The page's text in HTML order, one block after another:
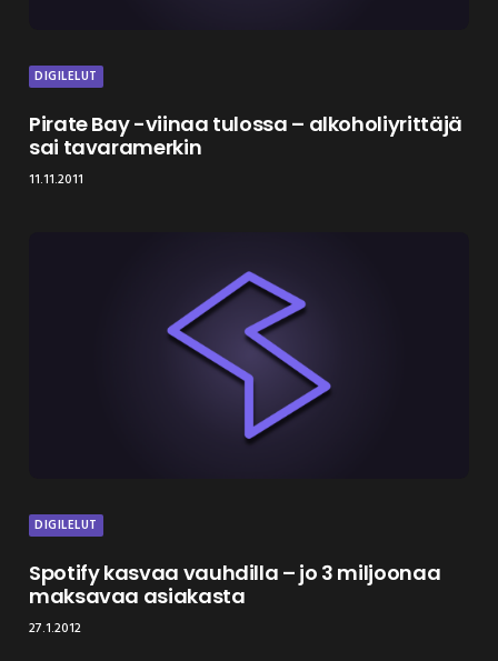
DIGILELUT
Pirate Bay -viinaa tulossa – alkoholiyrittäjä
sai tavaramerkin
11.11.2011
DIGILELUT
Spotify kasvaa vauhdilla – jo 3 miljoonaa
maksavaa asiakasta
27.1.2012